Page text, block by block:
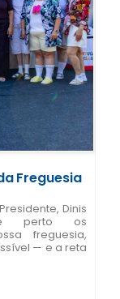
Freguesia
Dinis
perto os
freguesia,
— e a reta